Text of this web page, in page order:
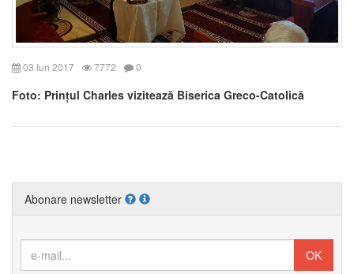
03 Iun 2017 7772 0
Foto: Prințul Charles vizitează Biserica Greco-Catolică
Abonare newsletter